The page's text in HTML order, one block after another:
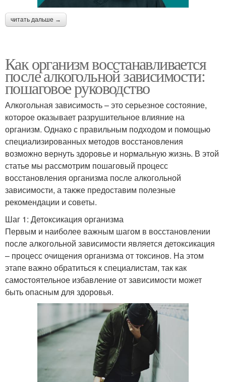
читать дальше →
Как организм восстанавливается
после алкогольной зависимости:
пошаговое руководство
Алкогольная зависимость – это серьезное состояние,
которое оказывает разрушительное влияние на
организм. Однако с правильным подходом и помощью
специализированных методов восстановления
возможно вернуть здоровье и нормальную жизнь. В этой
статье мы рассмотрим пошаговый процесс
восстановления организма после алкогольной
зависимости, а также предоставим полезные
рекомендации и советы.
Шаг 1: Детоксикация организма
Первым и наиболее важным шагом в восстановлении
после алкогольной зависимости является детоксикация
– процесс очищения организма от токсинов. На этом
этапе важно обратиться к специалистам, так как
самостоятельное избавление от зависимости может
быть опасным для здоровья.